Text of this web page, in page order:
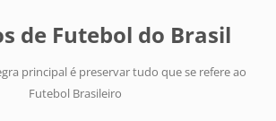
de Futebol do Brasil
principal é preservar tudo que se refere ao
Futebol Brasileiro